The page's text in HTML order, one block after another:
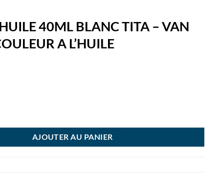
40ML BLANC TITA – VAN
A L’HUILE
AJOUTER AU PANIER